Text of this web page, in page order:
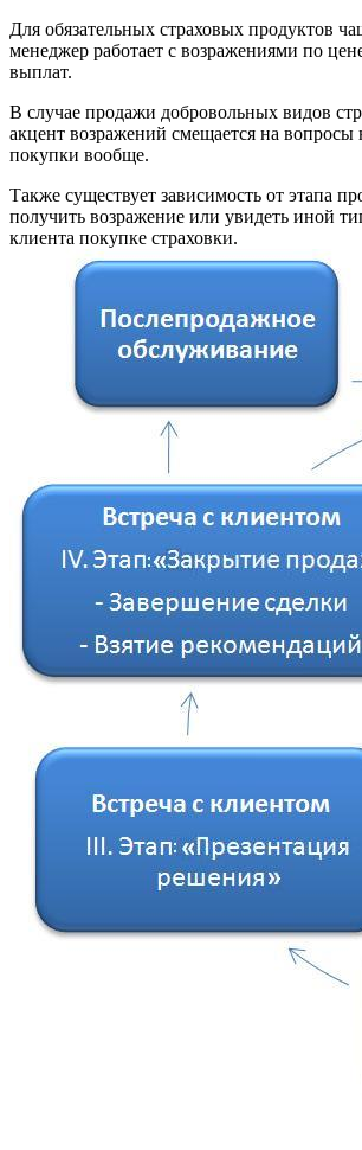
Для обязательных страховых продуктов
менеджер работает с возражениями по
выплат.
В случае продажи добровольных видов
акцент возражений смещается на вопросы
покупки вообще.
Также существует зависимость от этапа
получить возражение или увидеть иной
клиента покупке страховки.